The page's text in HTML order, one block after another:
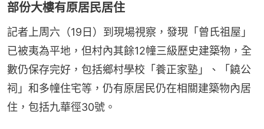
部份大樓有原居民居住
記者上周六（19日）到現場視察，發現「曾氏祖屋」
已被夷為平地，但村內其餘12幢三級歷史建築物，全
數仍保存完好，包括鄉村學校「養正家塾」、「饒公
祠」和多幢住宅等，仍有原居民仍在相關建築物內居
住，包括九華徑30號。